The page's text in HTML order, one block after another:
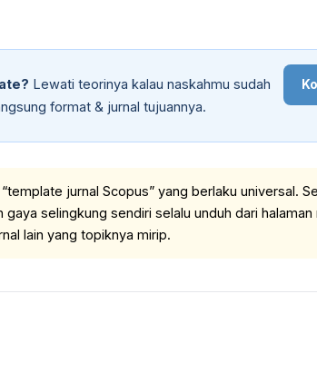
Lewati teorinya kalau naskahmu sudah
format & jurnal tujuannya.
jurnal Scopus” yang berlaku universal.
selingkung sendiri selalu unduh dari
lain yang topiknya mirip.